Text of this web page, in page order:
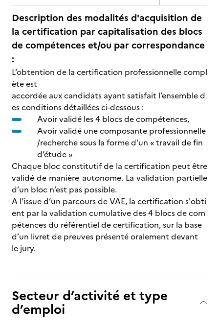
Description des modalités d'acquisition de
la certification par capitalisation des blocs
de compétences et/ou par correspondance
:
L’obtention de la certification professionnelle compl
ète est
accordée aux candidats ayant satisfait l’ensemble d
es conditions détaillées ci-dessous :
Avoir validé les 4 blocs de compétences,
Avoir validé une composante professionnelle
/recherche sous la forme d’un « travail de fin
d’étude »
Chaque bloc constitutif de la certification peut être
validé de manière autonome. La validation partielle
d’un bloc n’est pas possible.
A l’issue d’un parcours de VAE, la certification s'obti
ent par la validation cumulative des 4 blocs de com
pétences du référentiel de certification, sur la base
d’un livret de preuves présenté oralement devant
le jury.
Secteur d’activité et type
d’emploi